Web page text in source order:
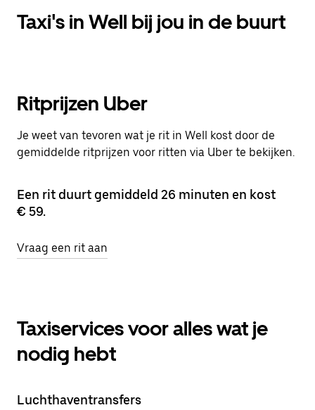
Taxi's in Well bij jou in de buurt
Ritprijzen Uber
Je weet van tevoren wat je rit in Well kost door de
gemiddelde ritprijzen voor ritten via Uber te bekijken.
Een rit duurt gemiddeld 26 minuten en kost
€ 59.
Vraag een rit aan
Taxiservices voor alles wat je
nodig hebt
Luchthaventransfers